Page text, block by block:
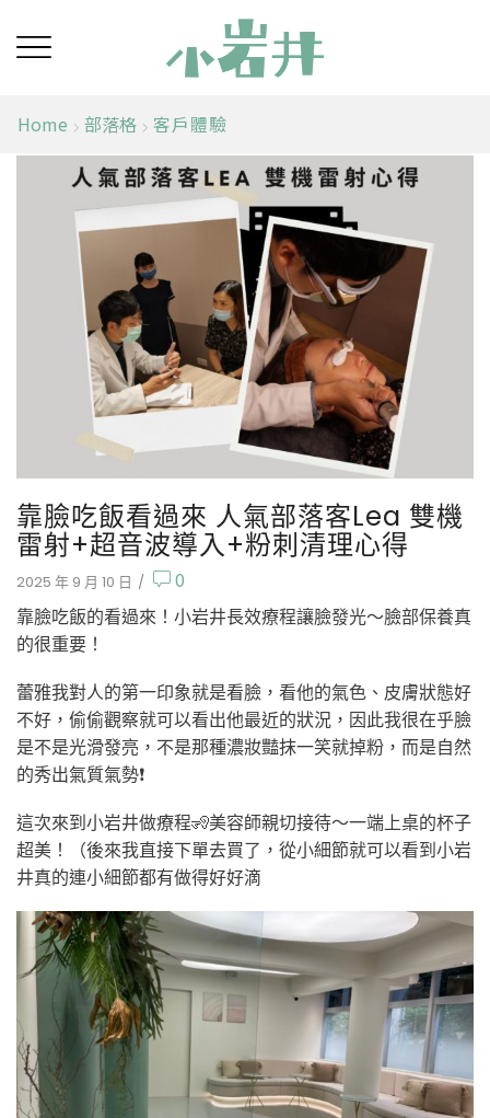
Home 部落格 客戶體驗
靠臉吃飯看過來 人氣部落客Lea 雙機
雷射+超音波導入+粉刺清理心得
2025 年 9 月 10 日 / 0
靠臉吃飯的看過來！小岩井長效療程讓臉發光～臉部保養真
的很重要！
蕾雅我對人的第一印象就是看臉，看他的氣色、皮膚狀態好
不好，偷偷觀察就可以看出他最近的狀況，因此我很在乎臉
是不是光滑發亮，不是那種濃妝豔抹一笑就掉粉，而是自然
的秀出氣質氣勢❗️
這次來到小岩井做療程🧏美容師親切接待～一端上桌的杯子
超美！（後來我直接下單去買了，從小細節就可以看到小岩
井真的連小細節都有做得好好滴